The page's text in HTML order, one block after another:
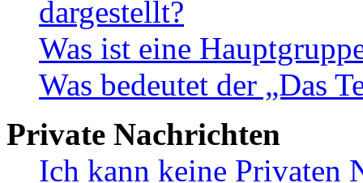
dargestellt?
Was ist eine
Was bedeutet der „Das
Private Nachrichten
Ich kann keine Privaten